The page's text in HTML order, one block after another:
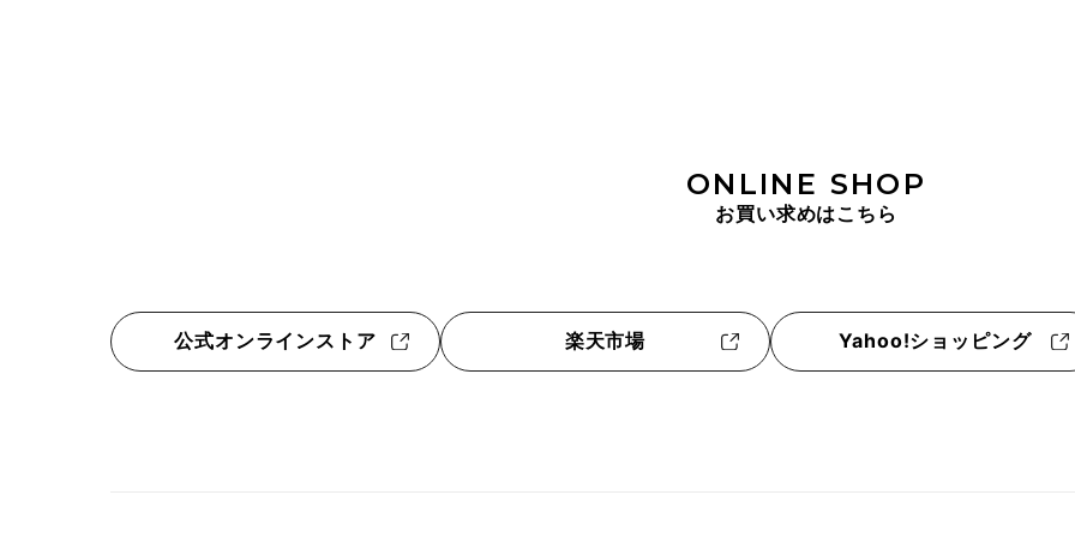
ONLINE SHOP
お買い求めはこちら
公式オンラインストア 楽天市場 Yahoo!ショッピング